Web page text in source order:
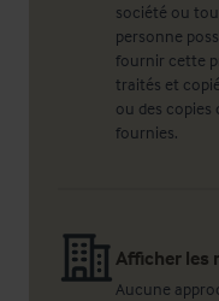
société ou
personne
fournir cette
traités et
ou des
fournies.
Afficher les
Aucune